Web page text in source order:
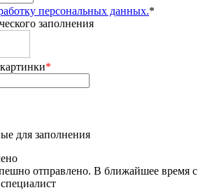
персональных данных.*
заполнения
*
для заполнения
отправлено. В ближайшее время с